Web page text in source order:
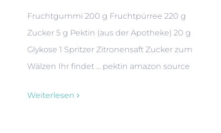
Fruchtgummi 200 g Fruchtpürree 220 g
Zucker 5 g Pektin (aus der Apotheke) 20 g
Glykose 1 Spritzer Zitronensaft Zucker zum
Wälzen Ihr findet ... pektin amazon source
Weiterlesen